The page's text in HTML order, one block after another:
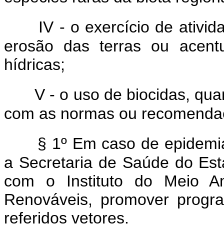
IV - o exercício de
erosão das terras ou
hídricas;
V - o uso de biocidas,
com as normas ou
§ 1º Em caso de
a Secretaria de Saúde do
com o Instituto do Meio
Renováveis, promover
referidos vetores.